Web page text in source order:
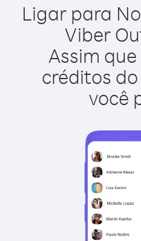
Ligar para
Viber
Assim
créditos
você